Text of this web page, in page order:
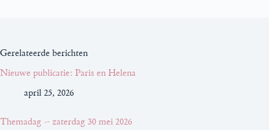
Gerelateerde berichten
Nieuwe publicatie: Paris en Helena
april 25, 2026
Themadag – zaterdag 30 mei 2026